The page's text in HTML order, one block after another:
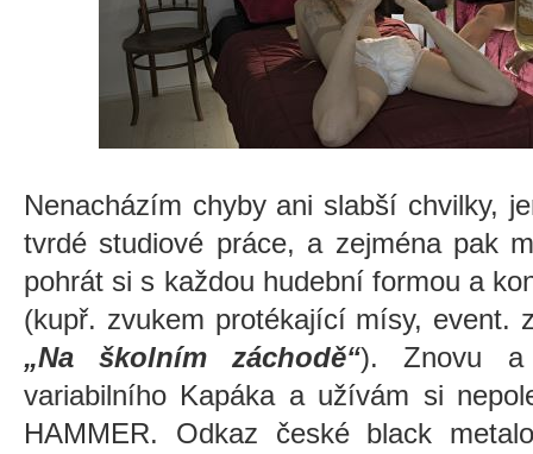
Nenacházím chyby ani slabší chvilky,
tvrdé studiové práce, a zejména pak
pohrát si s každou hudební formou a
(kupř. zvukem protékající mísy, event.
„Na školním záchodě“). Znovu a
variabilního Kapáka a užívám si
HAMMER. Odkaz české black